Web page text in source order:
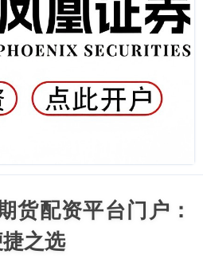
货配资平台门户：
之选